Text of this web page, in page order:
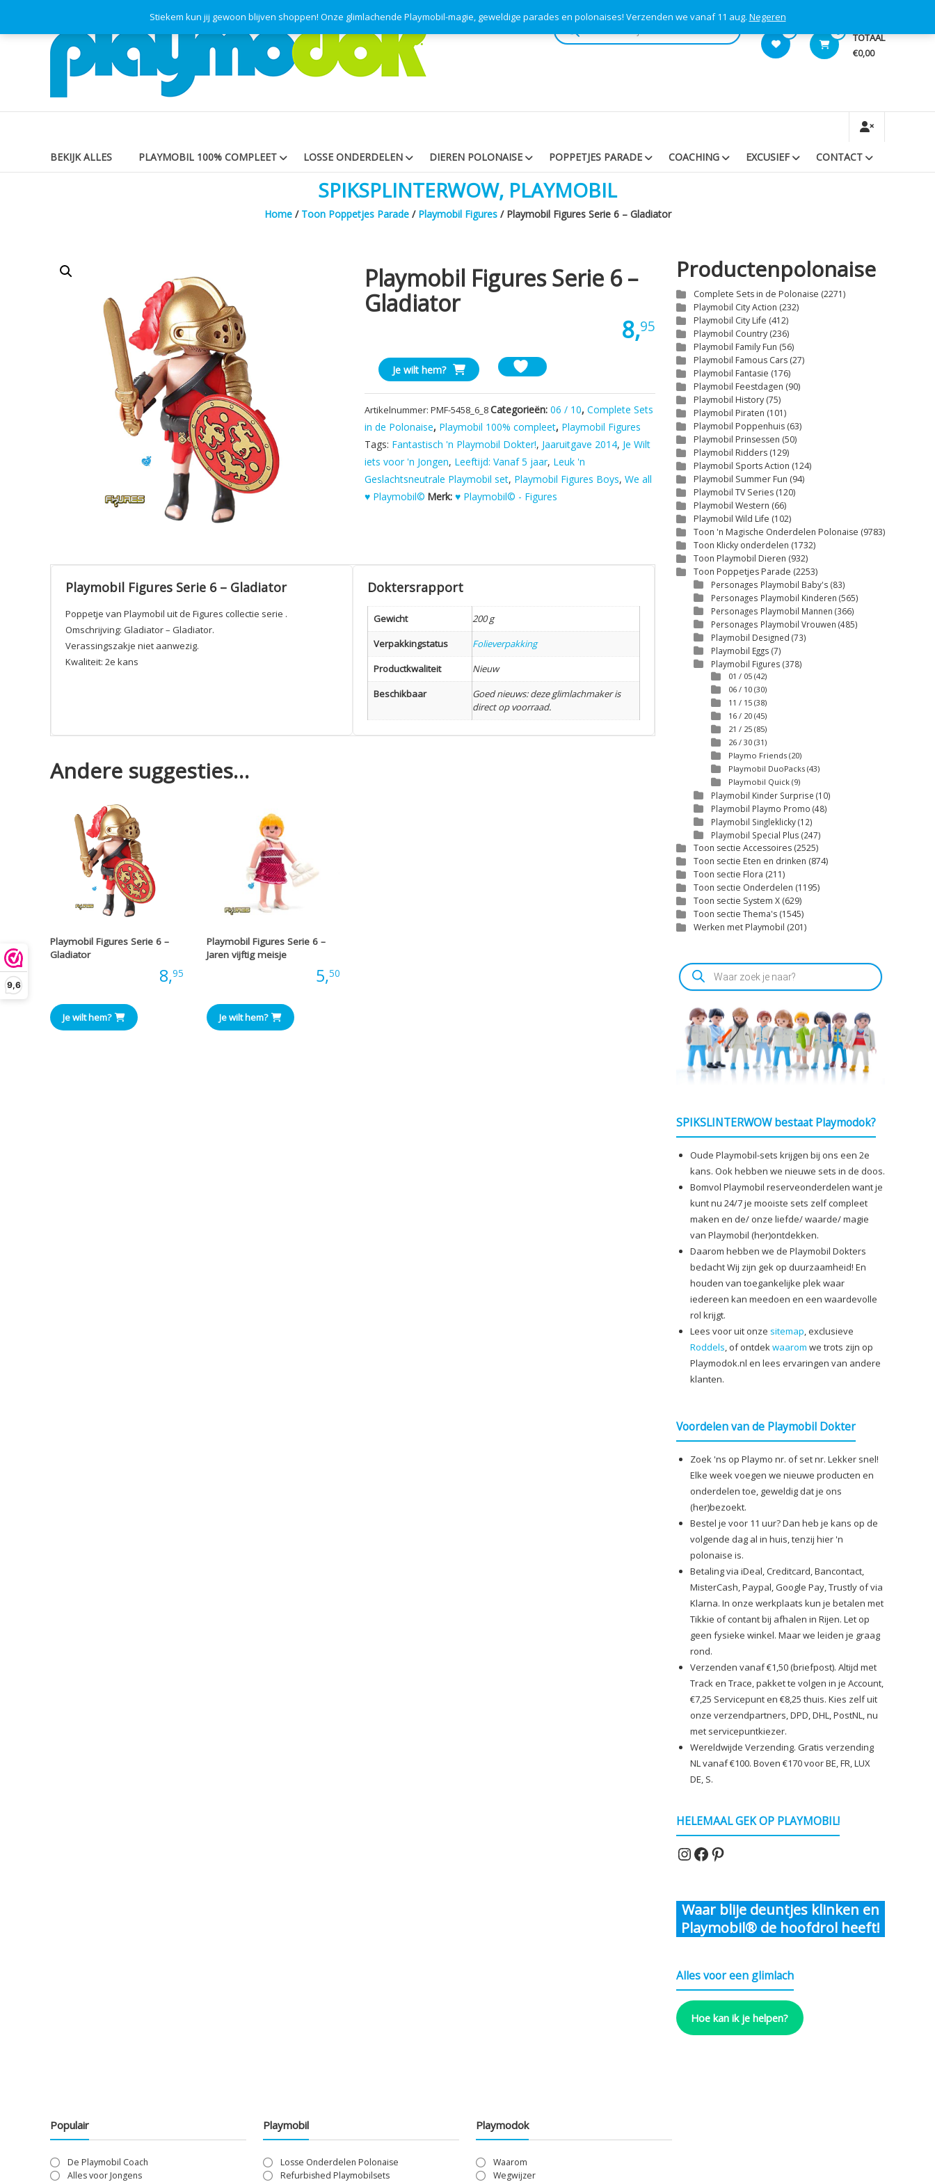
9,6
Stiekem kun jij gewoon blijven shoppen! Onze glimlachende Playmobil-magie, geweldige parades en polonaises! Verzenden we vanaf 11 aug. Negeren
content
Playmodok
Tweedehands
Playmobil
en
dromen
iedereen
0 TOTAAL
€0,00
Producten
BEKIJK ALLES PLAYMOBIL 100% COMPLEET LOSSE ONDERDELEN DIEREN POLONAISE POPPETJES PARADE COACHING EXCUSIEF CONTACT
SPIKSPLINTERWOW, PLAYMOBIL
Home/ Toon Poppetjes Parade/ Playmobil Figures/ Playmobil Figures Serie 6 – Gladiator
Playmobil Figures Serie 6 –
Gladiator
8,95
Playmobil
Figures
Serie
6
-
Gladiator
aantal
Je wilt hem?
Artikelnummer:PMF-5458_6_8Categorieën:06 / 10,Complete Sets
in de Polonaise, Playmobil 100% compleet, Playmobil Figures
Tags: Fantastisch 'n Playmobil Dokter!, Jaaruitgave 2014, Je Wilt
iets voor 'n Jongen, Leeftijd: Vanaf 5 jaar, Leuk 'n
Geslachtsneutrale Playmobil set, Playmobil Figures Boys,We all
♥ Playmobil© Merk:♥ Playmobil© - Figures
Playmobil Figures Serie 6 – Gladiator
Poppetje van Playmobil uit de Figures collectie serie .
Omschrijving: Gladiator – Gladiator.
Verassingszakje niet aanwezig.
Kwaliteit: 2e kans
Doktersrapport
Gewicht
200 g
Verpakkingstatus
Folieverpakking
Productkwaliteit
Nieuw
Beschikbaar
Goed nieuws: deze glimlachmaker is
direct op voorraad.
Andere suggesties…
Playmobil Figures Serie 6 –
Gladiator
8,95
Je wilt hem?
Playmobil Figures Serie 6 –
Jaren vijftig meisje
5,50
Je wilt hem?
Productenpolonaise
Complete Sets in de Polonaise (2271)
Playmobil City Action (232)
Playmobil City Life (412)
Playmobil Country (236)
Playmobil Family Fun (56)
Playmobil Famous Cars (27)
Playmobil Fantasie (176)
Playmobil Feestdagen (90)
Playmobil History (75)
Playmobil Piraten (101)
Playmobil Poppenhuis (63)
Playmobil Prinsessen (50)
Playmobil Ridders (129)
Playmobil Sports Action (124)
Playmobil Summer Fun (94)
Playmobil TV Series (120)
Playmobil Western (66)
Playmobil Wild Life (102)
Toon 'n Magische Onderdelen Polonaise (9783)
Toon Klicky onderdelen (1732)
Toon Playmobil Dieren (932)
Toon Poppetjes Parade (2253)
Personages Playmobil Baby's (83)
Personages Playmobil Kinderen (565)
Personages Playmobil Mannen (366)
Personages Playmobil Vrouwen (485)
Playmobil Designed (73)
Playmobil Eggs (7)
Playmobil Figures (378)
01 / 05 (42)
06 / 10 (30)
11 / 15 (38)
16 / 20 (45)
21 / 25 (85)
26 / 30 (31)
Playmo Friends (20)
Playmobil DuoPacks (43)
Playmobil Quick (9)
Playmobil Kinder Surprise (10)
Playmobil Playmo Promo (48)
Playmobil Singleklicky(12)
Playmobil Special Plus (247)
Toon sectie Accessoires (2525)
Toon sectie Eten en drinken (874)
Toon sectie Flora (211)
Toon sectie Onderdelen (1195)
Toon sectie System X (629)
Toon sectie Thema's (1545)
Werken met Playmobil (201)
Producten
zoeken
SPIKSLINTERWOW bestaat Playmodok?
Oude Playmobil-sets krijgen bij ons een 2e
kans. Ook hebben we nieuwe sets in de doos.
Bomvol Playmobil reserveonderdelen want je
kunt nu 24/7 je mooiste sets zelf compleet
maken en de/ onze liefde/ waarde/ magie
van Playmobil (her)ontdekken.
Daarom hebben we de Playmobil Dokters
bedacht Wij zijn gek op duurzaamheid! En
houden van toegankelijke plek waar
iedereen kan meedoen en een waardevolle
rol krijgt.
Lees voor uit onze sitemap, exclusieve
Roddels, of ontdekwaarom we trots zijn op
Playmodok.nl en lees ervaringen van andere
klanten.
Voordelen van de Playmobil Dokter
Zoek 'ns op Playmo nr. of set nr. Lekker snel!
Elke week voegen we nieuwe producten en
onderdelen toe, geweldig dat je ons
(her)bezoekt.
Bestel je voor 11 uur? Dan heb je kans op de
volgende dag al in huis, tenzij hier 'n
polonaise is.
Betaling via iDeal, Creditcard, Bancontact,
MisterCash, Paypal, Google Pay, Trustly of via
Klarna. In onze werkplaats kun je betalen met
Tikkie of contant bij afhalen in Rijen. Let op
geen fysieke winkel. Maar we leiden je graag
rond.
Verzenden vanaf €1,50 (briefpost). Altijd met
Track en Trace, pakket te volgen in je Account,
€7,25 Servicepunt en €8,25 thuis. Kies zelf uit
onze verzendpartners, DPD, DHL, PostNL, nu
met servicepuntkiezer.
Wereldwijde Verzending. Gratis verzending
NL vanaf €100. Boven €170 voor BE, FR, LUX
DE, S.
HELEMAAL GEK OP PLAYMOBIL!
Instagram
Facebook
Pinterest
Waar blije deuntjes klinken en
Playmobil® de hoofdrol heeft!
Alles voor een glimlach
Hoe kan ik je helpen?
Populair
De Playmobil Coach
Alles voor Jongens
Playmobil
Losse Onderdelen Polonaise
Refurbished Playmobilsets
Playmodok
Waarom
Wegwijzer